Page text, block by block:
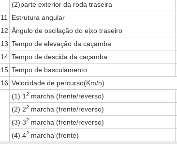
(2)parte exterior da roda traseira
11
Estrutura angular
12 Ângulo de oscilação do eixo traseiro
13 Tempo de elevação da caçamba
14 Tempo de descida da caçamba
15 Tempo de basculamento
16 Velocidade de percurso(Km/h)
(1) 1 2marcha (frente/reverso)
(2) 22marcha (frente/reverso)
(3) 32marcha (frente/reverso)
(4) 42marcha (frente)